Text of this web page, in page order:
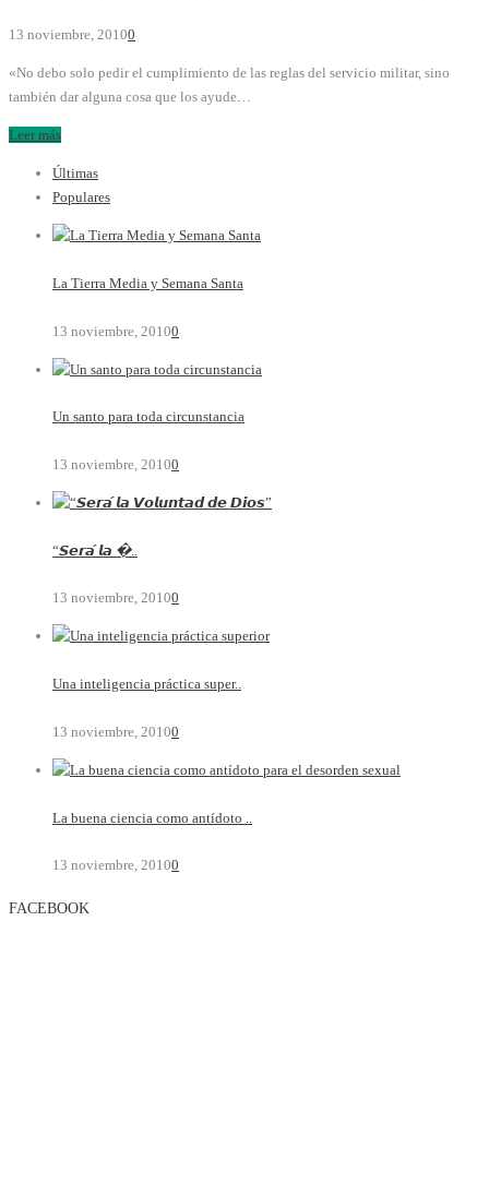
13 noviembre, 20100
«No debo solo pedir el cumplimiento de las reglas del servicio militar, sino
también dar alguna cosa que los ayude…
Leer más
Últimas
Populares
La Tierra Media y Semana Santa
13 noviembre, 20100
Un santo para toda circunstancia
13 noviembre, 20100
“𝙎𝙚𝙧𝙖́ 𝙡𝙖 �..
13 noviembre, 20100
Una inteligencia práctica super..
13 noviembre, 20100
La buena ciencia como antídoto ..
13 noviembre, 20100
FACEBOOK